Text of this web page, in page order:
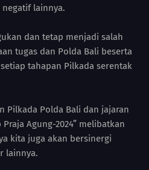
lainnya.
dan tetap menjadi salah
tugas dan Polda Bali beserta
tahapan Pilkada serentak
Pilkada Polda Bali dan jajaran
Agung-2024” melibatkan
kita juga akan bersinergi
lainnya.